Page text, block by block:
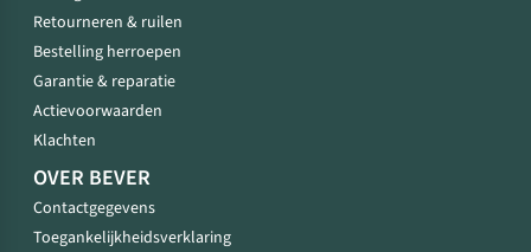
Retourneren & ruilen
Bestelling herroepen
Garantie & reparatie
Actievoorwaarden
Klachten
OVER BEVER
Contactgegevens
Toegankelijkheidsverklaring